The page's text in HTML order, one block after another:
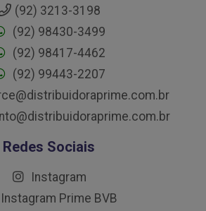
(92) 3213-3198
(92) 98430-3499
(92) 98417-4462
(92) 99443-2207
Redes Sociais
Instagram
Instagram Prime BVB